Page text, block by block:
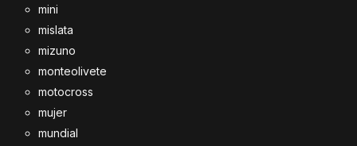
mini
mislata
mizuno
monteolivete
motocross
mujer
mundial